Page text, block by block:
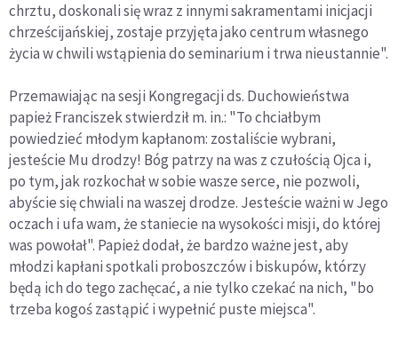
chrztu, doskonali się wraz z innymi sakramentami inicjacji
chrześcijańskiej, zostaje przyjęta jako centrum własnego
życia w chwili wstąpienia do seminarium i trwa nieustannie".
Przemawiając na sesji Kongregacji ds. Duchowieństwa
papież Franciszek stwierdził m. in.: "To chciałbym
powiedzieć młodym kapłanom: zostaliście wybrani,
jesteście Mu drodzy! Bóg patrzy na was z czułością Ojca i,
po tym, jak rozkochał w sobie wasze serce, nie pozwoli,
abyście się chwiali na waszej drodze. Jesteście ważni w Jego
oczach i ufa wam, że staniecie na wysokości misji, do której
was powołał". Papież dodał, że bardzo ważne jest, aby
młodzi kapłani spotkali proboszczów i biskupów, którzy
będą ich do tego zachęcać, a nie tylko czekać na nich, "bo
trzeba kogoś zastąpić i wypełnić puste miejsca".